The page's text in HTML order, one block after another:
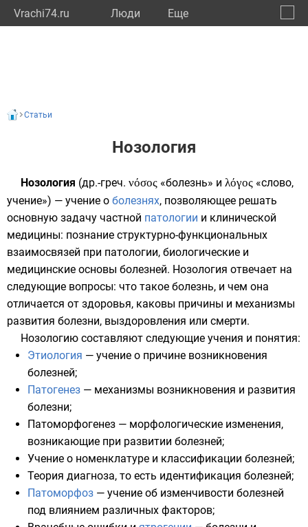
Vrachi74.ru Люди Eще
Статьи
Нозология
Нозология (др.-греч. νόσος «болезнь» и λόγος «слово,
учение») — учение о болезнях, позволяющее решать
основную задачу частной патологии и клинической
медицины: познание структурно-функциональных
взаимосвязей при патологии, биологические и
медицинские основы болезней. Нозология отвечает на
следующие вопросы: что такое болезнь, и чем она
отличается от здоровья, каковы причины и механизмы
развития болезни, выздоровления или смерти.
Нозологию составляют следующие учения и понятия:
Этиология — учение о причине возникновения
болезней;
Патогенез — механизмы возникновения и развития
болезни;
Патоморфогенез — морфологические изменения,
возникающие при развитии болезней;
Учение о номенклатуре и классификации болезней;
Теория диагноза, то есть идентификация болезней;
Патоморфоз — учение об изменчивости болезней
под влиянием различных факторов;